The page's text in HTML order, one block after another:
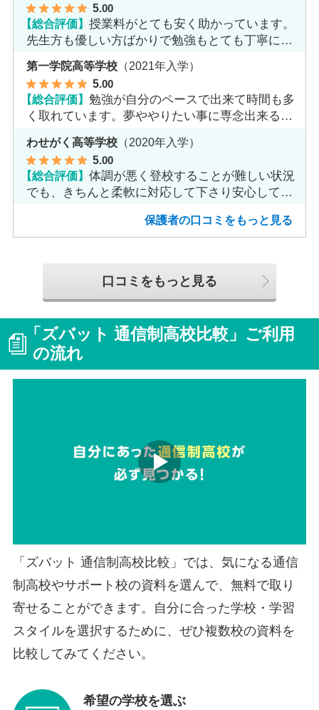
5.00
【総合評価】授業料がとても安く助かっています。
先生方も優しい方ばかりで勉強もとても丁寧に教
第一学院高等学校 （2021年入学）
5.00
【総合評価】勉強が自分のペースで出来て時間も多
く取れています。夢ややりたい事に専念出来る点
で良いと思います。
わせがく高等学校 （2020年入学）
5.00
【総合評価】体調が悪く登校することが難しい状況
でも、きちんと柔軟に対応して下さり安心して進
保護者の口コミをもっと見る
口コミをもっと見る
「ズバット 通信制高校比較」ご利用
の流れ
「ズバット 通信制高校比較」では、気になる通信
制高校やサポート校の資料を選んで、無料で取り
寄せることができます。自分に合った学校・学習
スタイルを選択するために、ぜひ複数校の資料を
比較してみてください。
希望の学校を選ぶ